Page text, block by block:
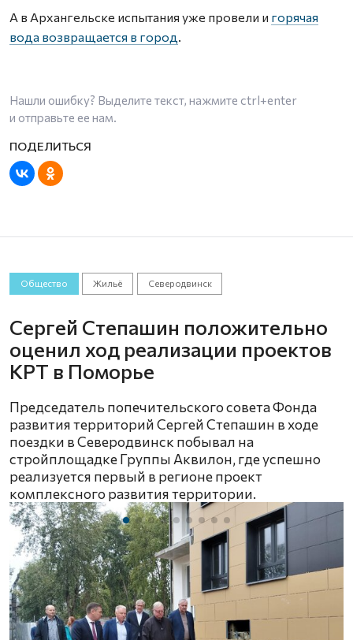
А в Архангельске испытания уже провели и горячая
вода возвращается в город.
Нашли ошибку? Выделите текст, нажмите ctrl+enter
и отправьте ее нам.
Общество Жильё Северодвинск
Сергей Степашин положительно
оценил ход реализации проектов
КРТ в Поморье
Председатель попечительского совета Фонда
развития территорий Сергей Степашин в ходе
поездки в Северодвинск побывал на
стройплощадке Группы Аквилон, где успешно
реализуется первый в регионе проект
комплексного развития территории.